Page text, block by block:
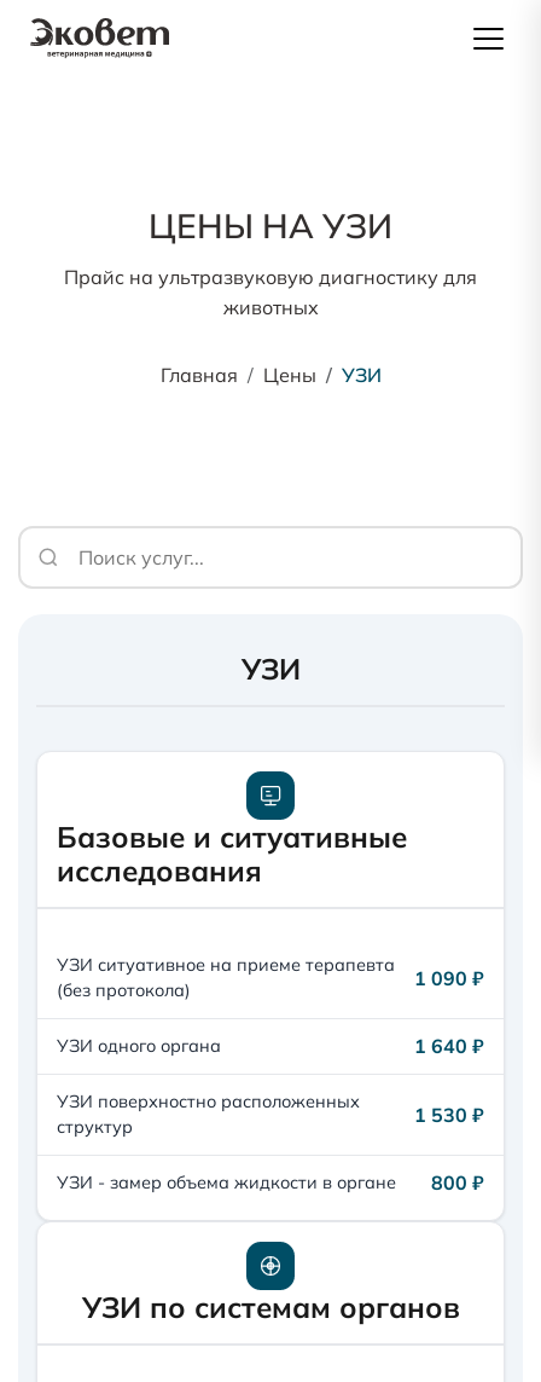
ЦЕНЫ НА УЗИ
Прайс на ультразвуковую диагностику для
животных
Главная Цены УЗИ
УЗИ
Базовые и ситуативные
исследования
УЗИ ситуативное на приеме терапевта
(без протокола)
1 090 ₽
УЗИ одного органа 1 640 ₽
УЗИ поверхностно расположенных
структур
1 530 ₽
УЗИ - замер объема жидкости в органе 800 ₽
УЗИ по системам органов